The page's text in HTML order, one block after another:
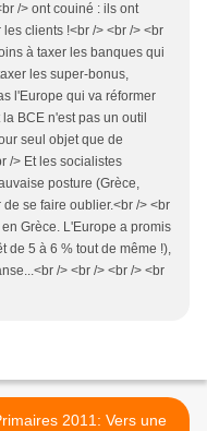
/> ont couiné : ils ont
clients !<br /> <br /> <br
à taxer les banques qui
les super-bonus,
l'Europe qui va réformer
BCE n'est pas un outil
seul objet que de
/> Et les socialistes
posture (Grèce,
se faire oublier.<br /> <br
Grèce. L'Europe a promis
de 5 à 6 % tout de même !),
/> <br /> <br /> <br
2011: Vers une